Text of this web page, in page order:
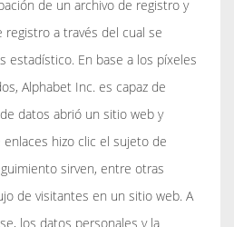
de un archivo de registro y
registro a través del cual se
estadístico. En base a los píxeles
Alphabet Inc. es capaz de
datos abrió un sitio web y
hizo clic el sujeto de
sirven, entre otras
de visitantes en un sitio web. A
los datos personales y la